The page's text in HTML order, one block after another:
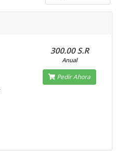
300.00 S.R
Anual
Pedir Ahora